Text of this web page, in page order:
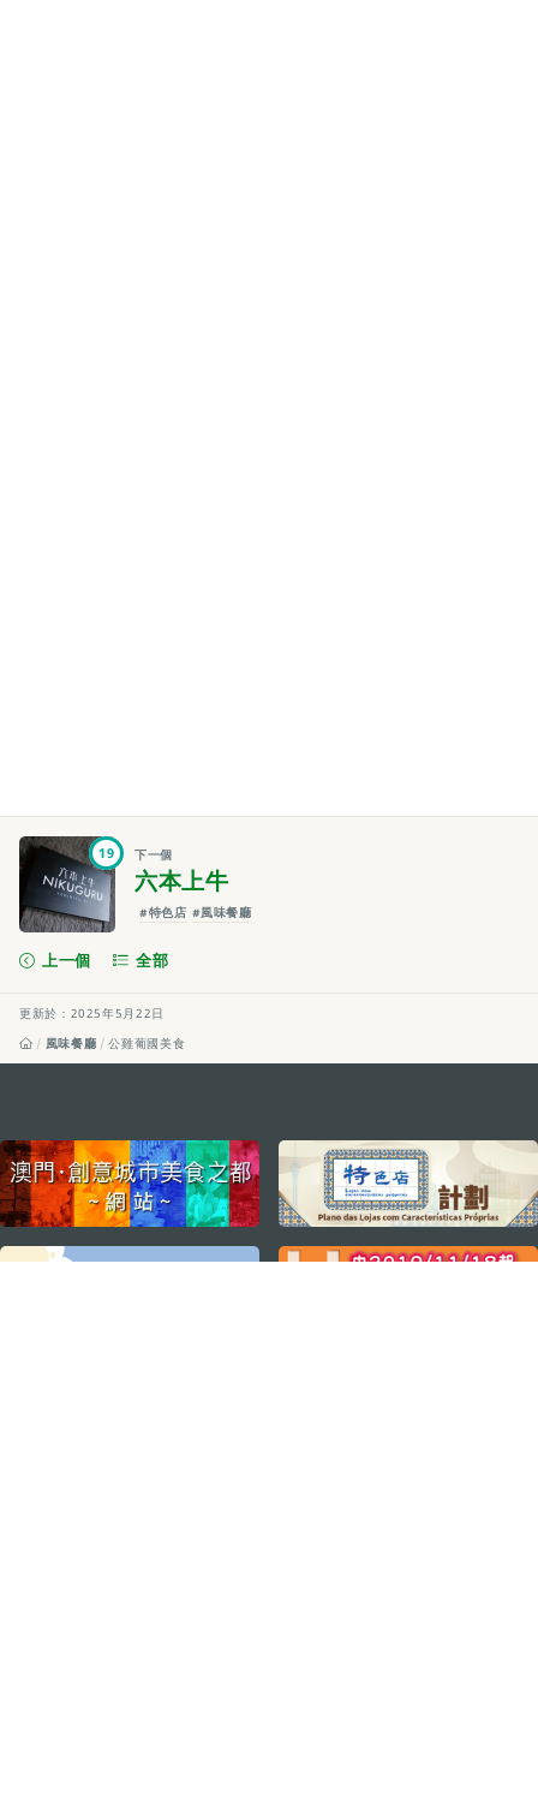
19 下一個
六本上牛
#特色店 #風味餐廳
上一個 全部
更新於：2025年5月22日
風味餐廳
公雞葡國美食
external links